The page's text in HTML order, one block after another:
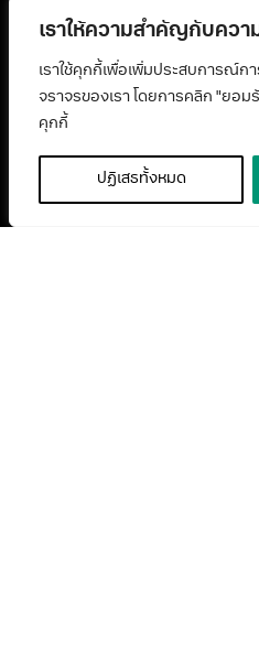
เราให้ความสำคัญกับคว
เราใช้คุกกี้เพื่อเพิ่มประสบการณ์ก
จราจรของเรา โดยการคลิก "ยอ
คุกกี้
ปฏิเสธทั้งหมด